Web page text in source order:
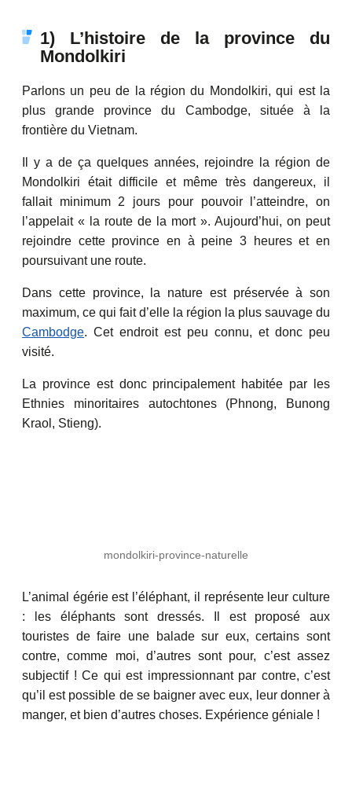
1) L’histoire de la province du
Mondolkiri
Parlons un peu de la région du Mondolkiri, qui est la
plus grande province du Cambodge, située à la
frontière du Vietnam.
Il y a de ça quelques années, rejoindre la région de
Mondolkiri était difficile et même très dangereux, il
fallait minimum 2 jours pour pouvoir l’atteindre, on
l’appelait « la route de la mort ». Aujourd’hui, on peut
rejoindre cette province en à peine 3 heures et en
poursuivant une route.
Dans cette province, la nature est préservée à son
maximum, ce qui fait d’elle la région la plus sauvage du
Cambodge. Cet endroit est peu connu, et donc peu
visité.
La province est donc principalement habitée par les
Ethnies minoritaires autochtones (Phnong, Bunong
Kraol, Stieng).
mondolkiri-province-naturelle
L’animal égérie est l’éléphant, il représente leur culture
: les éléphants sont dressés. Il est proposé aux
touristes de faire une balade sur eux, certains sont
contre, comme moi, d’autres sont pour, c’est assez
subjectif ! Ce qui est impressionnant par contre, c’est
qu’il est possible de se baigner avec eux, leur donner à
manger, et bien d’autres choses. Expérience géniale !